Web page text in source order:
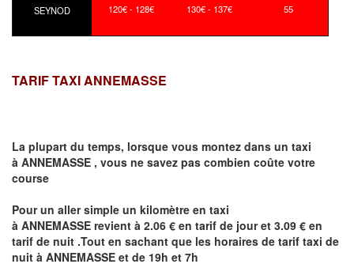
SEYNOD
120€ - 128€ 130€ - 137€ 55
TARIF TAXI ANNEMASSE
La plupart du temps, lorsque vous montez dans un taxi
à ANNEMASSE , vous ne savez pas combien coûte votre
course
Pour un aller simple un kilomètre en taxi
à ANNEMASSE revient à 2.06 € en tarif de jour et 3.09 € en
tarif de nuit .Tout en sachant que les horaires de tarif taxi de
nuit à ANNEMASSE et de 19h et 7h